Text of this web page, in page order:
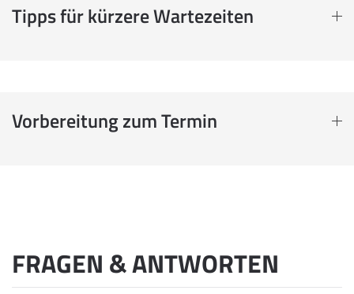
Tipps für kürzere Wartezeiten
Vorbereitung zum Termin
FRAGEN & ANTWORTEN